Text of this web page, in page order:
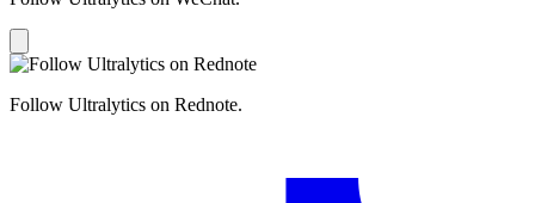
Follow Ultralytics on Rednote.